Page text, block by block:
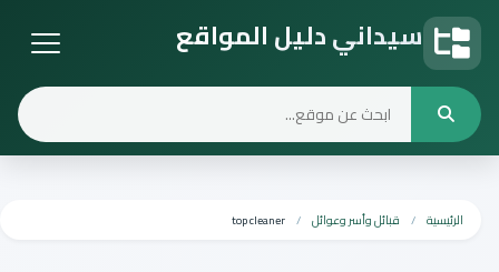
سيداني دليل المواقع
الرئيسية قبائل وأسر وعوائل top cleaner